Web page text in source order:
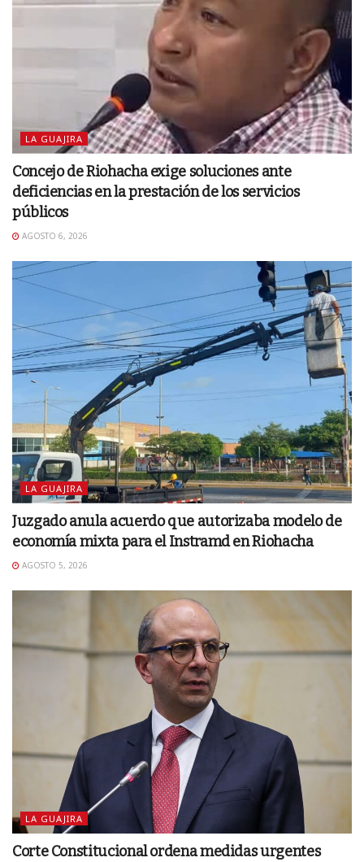
LA GUAJIRA
Concejo de Riohacha exige soluciones ante
deficiencias en la prestación de los servicios
públicos
AGOSTO 6, 2026
LA GUAJIRA
Juzgado anula acuerdo que autorizaba modelo de
economía mixta para el Instramd en Riohacha
AGOSTO 5, 2026
LA GUAJIRA
Corte Constitucional ordena medidas urgentes